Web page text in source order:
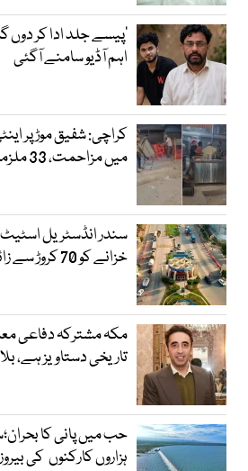
’پیسے جلد ادا کر دوں
اہم آڈیو سامنے آگئی
کراچی: شفیق موڑ پر
میں مزاحمت، 33 ملزمان گرفتار
سندر انڈسٹریل
خزانے کو 70 کروڑ سے زائد کا نقصان
مکہ مشترکہ دفاعی
تاریخی دستاویز ہے،
حب میں پانی کا
ہزاروں کارکنوں کی